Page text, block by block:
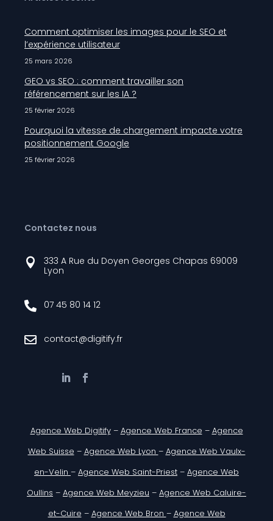
Comment optimiser les images pour le SEO et
l’expérience utilisateur
25 mars 2026
GEO vs SEO : comment travailler son
référencement sur les IA ?
25 février 2026
Pourquoi la vitesse de chargement impacte votre
positionnement Google
25 février 2026
Contactez nous

333 A Rue du Doyen Georges Chapas 69009
Lyon
 07 45 80 14 12
 contact@digitify.fr
Agence Web Digitify– Agence Web France – Agence
Web Suisse – Agence Web Lyon – Agence Web Vaulx-
en-Velin – Agence Web Saint-Priest – Agence Web
Oullins – Agence Web Meyzieu – Agence Web Caluire-
et-Cuire – Agence Web Bron – Agence Web